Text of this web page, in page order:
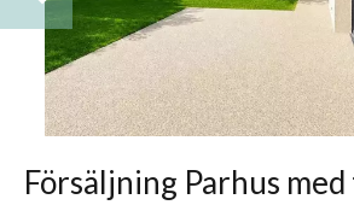
Försäljning Parhus med